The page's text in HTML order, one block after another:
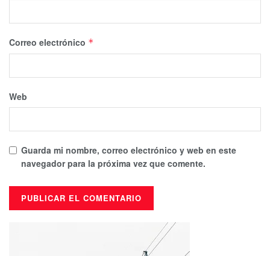
Correo electrónico *
Web
Guarda mi nombre, correo electrónico y web en este
navegador para la próxima vez que comente.